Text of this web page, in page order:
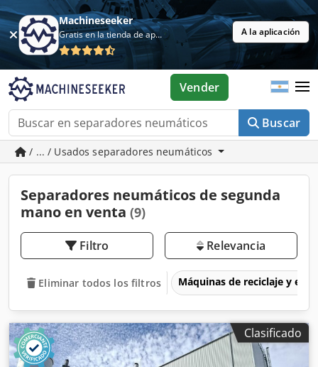
Machineseeker
Gratis en la tienda de aplicaciones A la aplicación
Buscar
Vender
/ ... / Usados separadores neumáticos
Separadores neumáticos de segunda
mano en venta (9)
Filtro Relevancia
Eliminar todos los filtros Máquinas de reciclaje y
Clasificado